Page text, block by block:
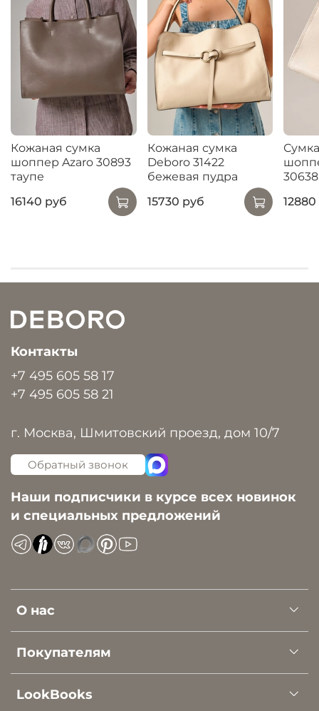
Кожаная сумка
шоппер Azaro 30893
таупе
16140 руб
Кожаная сумка
Deboro 31422
бежевая пудра
15730 руб
О нас
Покупателям
LookBooks
Контакты
+7 495 605 58 17
+7 495 605 58 21
г. Москва, Шмитовский проезд, дом 10/7
Обратный звонок
Наши подписчики в курсе всех новинок
и специальных предложений